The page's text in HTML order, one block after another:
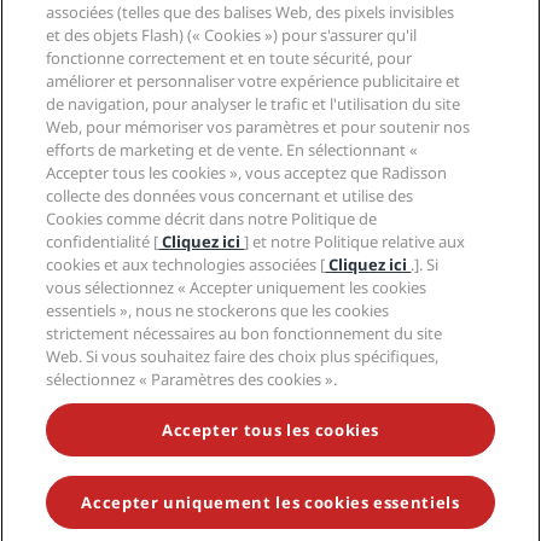
Application Radisson Hotels
Hôtels adaptés aux sportifs
Hôtels adaptés aux Familles
Santé et sécurité
Radisson Hotel Group
Médias
Carrières RHG
Carrières PPHE
Carrières EHL
The Club by RHG
Opportunités de développement
Entreprise responsable
Approvisionnement
Légal
Centre de confidentialité
Mentions légales
Conditions générales Radisson Rewards
Contrat d’utilisation du site
Accessibilité numérique
Déclaration sur l’esclavage moderne
Aide
Avis aux consommateurs
Contact
FAQ
Plan du site
Médias sociaux
Marques Radisson Hotels
NE MANQUEZ AUCUNE DE NOS OFFRES LES PLUS
POPULAIRES
© 2026 Radisson Hotel Group.Tous droits réservés. RHG Radisson
Hotel Group, Radisson, Radisson RED, Radisson Blu, Radisson Collection,
associées (telles que des balises Web, des pixels invisibles
et des objets Flash) (« Cookies ») pour s'assurer qu'il
fonctionne correctement et en toute sécurité, pour
améliorer et personnaliser votre expérience publicitaire et
de navigation, pour analyser le trafic et l'utilisation du site
Web, pour mémoriser vos paramètres et pour soutenir nos
efforts de marketing et de vente. En sélectionnant «
Accepter tous les cookies », vous acceptez que Radisson
collecte des données vous concernant et utilise des
Cookies comme décrit dans notre Politique de
confidentialité [Cliquez ici] et notre Politique relative aux
cookies et aux technologies associées [Cliquez ici .]. Si
vous sélectionnez « Accepter uniquement les cookies
essentiels », nous ne stockerons que les cookies
strictement nécessaires au bon fonctionnement du site
Web. Si vous souhaitez faire des choix plus spécifiques,
sélectionnez « Paramètres des cookies ».
Accepter tous les cookies
Accepter uniquement les cookies essentiels